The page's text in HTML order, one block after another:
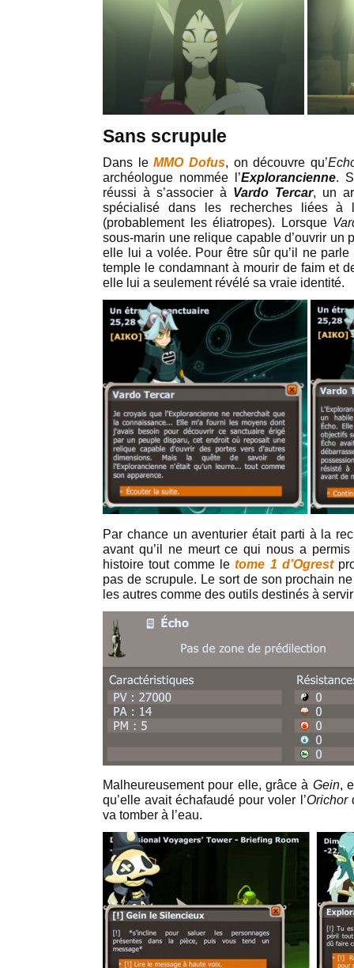
Sans scrupule
Dans leMMO Dofus, on découvre qu’
archéologue nommée l’Explorancienne.
réussi à s’associer à Vardo Tercar, un
spécialisé dans les recherches liées à
(probablement les éliatropes). Lorsque
sous-marin une relique capable d’ouvrir un
elle lui a volée. Pour être sûr qu’il ne
temple le condamnant à mourir de faim et
elle lui a seulement révélé sa vraie identité.
Par chance un aventurier était parti à la
avant qu’il ne meurt ce qui nous a
histoire tout comme letome 1 d’Ogrest
pas de scrupule. Le sort de son prochain
les autres comme des outils destinés à
Malheureusement pour elle, grâce à Gein,
qu’elle avait échafaudé pour voler l’Orichor
va tomber à l’eau.